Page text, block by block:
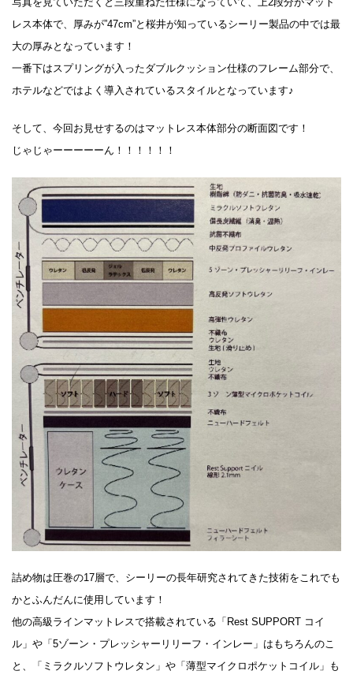
レス本体で、厚みが”47cm”と桜井が知っているシーリー製品の中では最
大の厚みとなっています！
一番下はスプリングが入ったダブルクッション仕様のフレーム部分で、
ホテルなどではよく導入されているスタイルとなっています♪
そして、今回お見せするのはマットレス本体部分の断面図です！
じゃじゃーーーーーん！！！！！！
詰め物は圧巻の17層で、シーリーの長年研究されてきた技術をこれでも
かとふんだんに使用しています！
他の高級ラインマットレスで搭載されている「Rest SUPPORT コイ
ル」や「5ゾーン・プレッシャーリリーフ・インレー」はもちろんのこ
と、「ミラクルソフトウレタン」や「薄型マイクロポケットコイル」も